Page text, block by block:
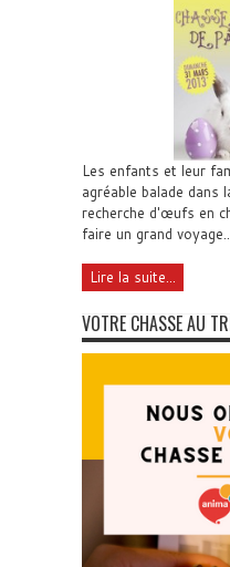
Les enfants et leur
agréable balade dans
recherche d'œufs en
faire un grand
Lire la suite...
VOTRE CHASSE AU